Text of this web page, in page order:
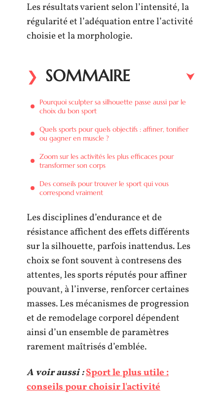
Les résultats varient selon l’intensité, la
régularité et l’adéquation entre l’activité
choisie et la morphologie.
SOMMAIRE
Pourquoi sculpter sa silhouette passe aussi par le
choix du bon sport
Quels sports pour quels objectifs : affiner, tonifier
ou gagner en muscle ?
Zoom sur les activités les plus efficaces pour
transformer son corps
Des conseils pour trouver le sport qui vous
correspond vraiment
Les disciplines d’endurance et de
résistance affichent des effets différents
sur la silhouette, parfois inattendus. Les
choix se font souvent à contresens des
attentes, les sports réputés pour affiner
pouvant, à l’inverse, renforcer certaines
masses. Les mécanismes de progression
et de remodelage corporel dépendent
ainsi d’un ensemble de paramètres
rarement maîtrisés d’emblée.
A voir aussi :Sport le plus utile :
conseils pour choisir l'activité